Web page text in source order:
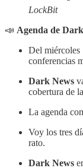
LockBit
📣 Agenda de
Del miércoles
conferencias
Dark News
cobertura de
La agenda
Voy los tres
rato.
Dark News